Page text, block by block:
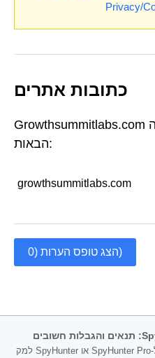
Privacy/
כתובות אתרים
Growthsummitlabs.com עשוי לקרוא לכתובות ה-URL
הבאות:
growthsummitlabs.com
הצג טופס הערות (0)
גרסת הניסיון של SpyHunter מיועדת ל-SpyHunter Pro או SpyHunter למק